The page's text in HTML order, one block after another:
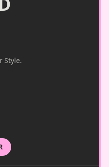
Style.